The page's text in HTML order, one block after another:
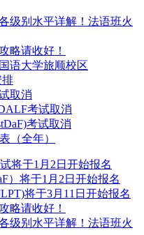
级别水平详解！法语班火
略请收好！
语大学旅顺校区
排
取消
考试取消
考试取消
（全年）
将于1月2日开始报名
）将于1月2日开始报名
将于3月11日开始报名
略请收好！
级别水平详解！法语班火